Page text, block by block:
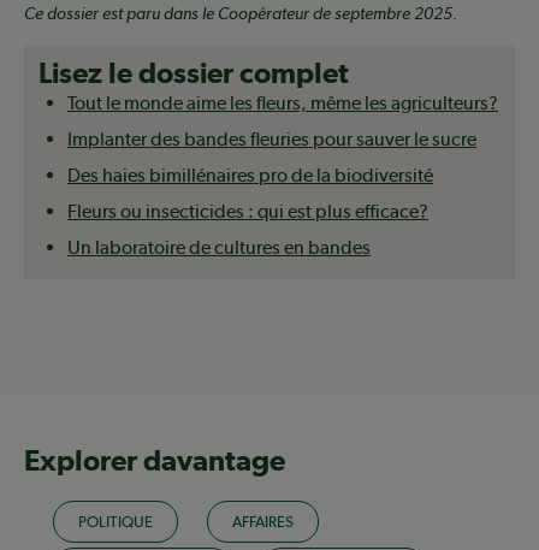
Ce dossier est paru dans le Coopérateur de septembre 2025.
Lisez le dossier complet
Tout le monde aime les fleurs, même les agriculteurs?
Implanter des bandes fleuries pour sauver le sucre
Des haies bimillénaires pro de la biodiversité
Fleurs ou insecticides : qui est plus efficace?
Un laboratoire de cultures en bandes
Explorer davantage
POLITIQUE AFFAIRES